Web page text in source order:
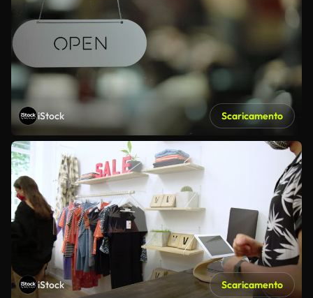
iStock Scaricamento
iStock Scaricamento